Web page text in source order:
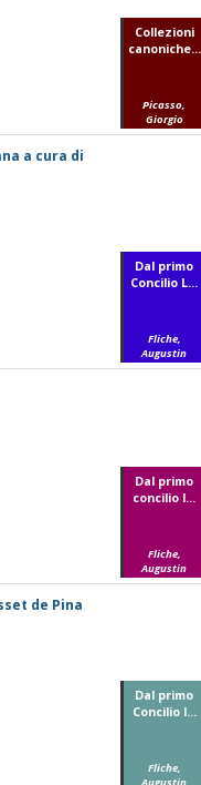
Collezioni
canoniche...
Picasso,
Giorgio
a cura di
Dal primo
Concilio L...
Fliche,
Augustin
Dal primo
concilio l...
Fliche,
Augustin
de Pina
Dal primo
Concilio l...
Fliche,